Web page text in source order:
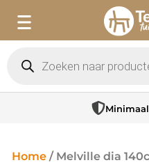
Home / Melville dia